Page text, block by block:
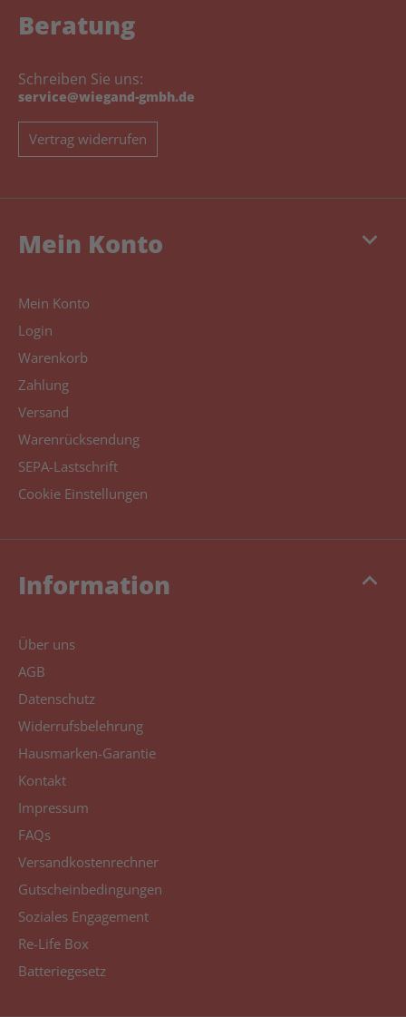
Beratung
Schreiben Sie uns:
service@wiegand-gmbh.de
Vertrag widerrufen
keyboard_arrow_down
Mein Konto
Mein Konto
Login
Warenkorb
Zahlung
Versand
Warenrücksendung
SEPA-Lastschrift
Cookie Einstellungen
keyboard_arrow_up
Information
Über uns
AGB
Datenschutz
Widerrufsbelehrung
Hausmarken-Garantie
Kontakt
Impressum
FAQs
Versandkostenrechner
Gutscheinbedingungen
Soziales Engagement
Re-Life Box
Batteriegesetz